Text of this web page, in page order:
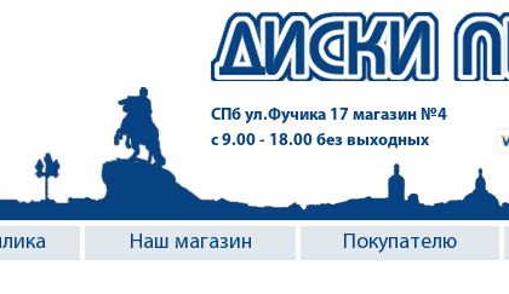
СПб ул.Фучика 17магазин №4
с 9.00 - 18.00 без выходных
Наш магазин Покупателю